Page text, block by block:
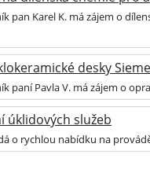
pan Karel K. má zájem o
desky
paní Pavla V. má zájem o
úklidových služeb
o rychlou nabídku na